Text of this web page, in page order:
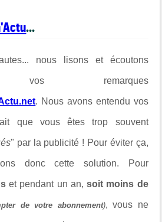
...
nous lisons et écoutons
vos remarques
. Nous avons entendu vos
que vous êtes trop souvent
" par la publicité ! Pour éviter ça,
donc cette solution. Pour
et pendant un an,soit moins de
de votre abonnement), vous ne